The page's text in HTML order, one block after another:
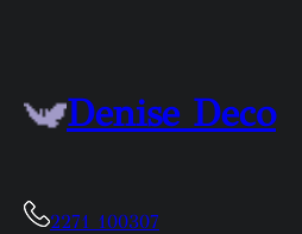
Denise Deco
2271 100307